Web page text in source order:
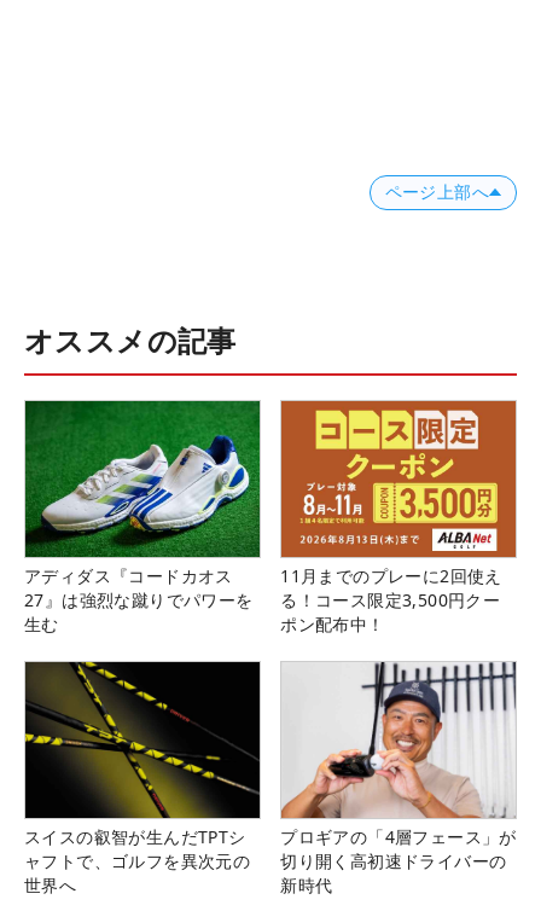
ページ上部へ
オススメの記事
アディダス『コードカオス
27』は強烈な蹴りでパワーを
生む
11月までのプレーに2回使え
る！コース限定3,500円クー
ポン配布中！
スイスの叡智が生んだTPTシ
ャフトで、ゴルフを異次元の
世界へ
プロギアの「4層フェース」が
切り開く高初速ドライバーの
新時代